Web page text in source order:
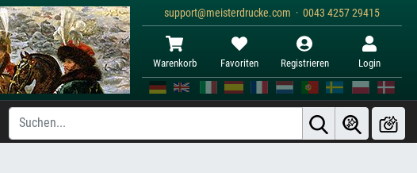
support@meisterdrucke.com · 0043 4257 29415
Warenkorb Favoriten Registrieren Login